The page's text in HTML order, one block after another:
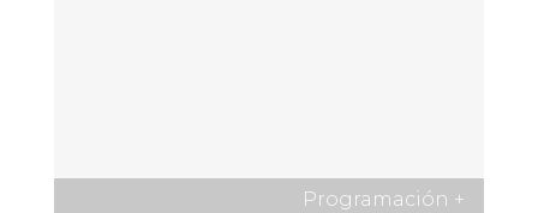
Programación +